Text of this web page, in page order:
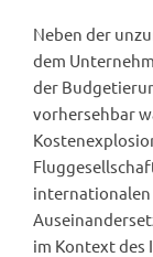
Neben der
dem
der
vorhersehbar
internationalen
im Kontext des